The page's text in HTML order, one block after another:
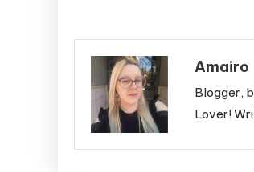
Amairo
Blogger,
Lover!